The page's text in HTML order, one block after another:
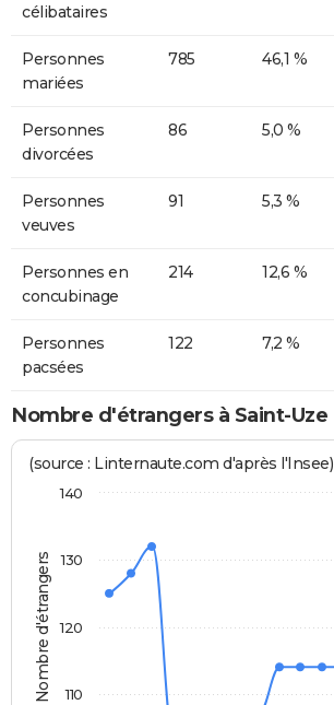
célibataires
Personnes
mariées
785 46,1 %
Personnes
divorcées
86 5,0 %
Personnes
veuves
91 5,3 %
Personnes en
concubinage
214 12,6 %
Personnes
pacsées
122 7,2 %
Nombre d'étrangers à Saint-Uze
Nombre d'étrangers
(source : Linternaute.com d'après l'Insee)
110
120
130
140